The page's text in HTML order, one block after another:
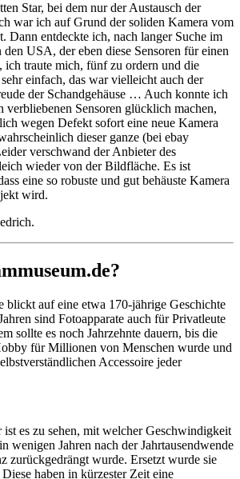
Star, bei dem nur der Austausch der
war ich auf Grund der soliden Kamera vom
Dann entdeckte ich, nach langer Suche im
USA, der eben diese Sensoren für einen
ich traute mich, fünf zu ordern und die
einfach, das war vielleicht auch der
der Schandgehäuse … Auch konnte ich
verbliebenen Sensoren glücklich machen,
wegen Defekt sofort eine neue Kamera
dieser ganze (bei ebay
verschwand der Anbieter des
wieder von der Bildfläche. Es ist
eine so robuste und gut behäuste Kamera
wird.
blickt auf eine etwa 170-jährige Geschichte
sind Fotoapparate auch für Privatleute
sollte es noch Jahrzehnte dauern, bis die
für Millionen von Menschen wurde und
Accessoire jeder
ist es zu sehen, mit welcher Geschwindigkeit
wenigen Jahren nach der Jahrtausendwende
zurückgedrängt wurde. Ersetzt wurde sie
haben in kürzester Zeit eine